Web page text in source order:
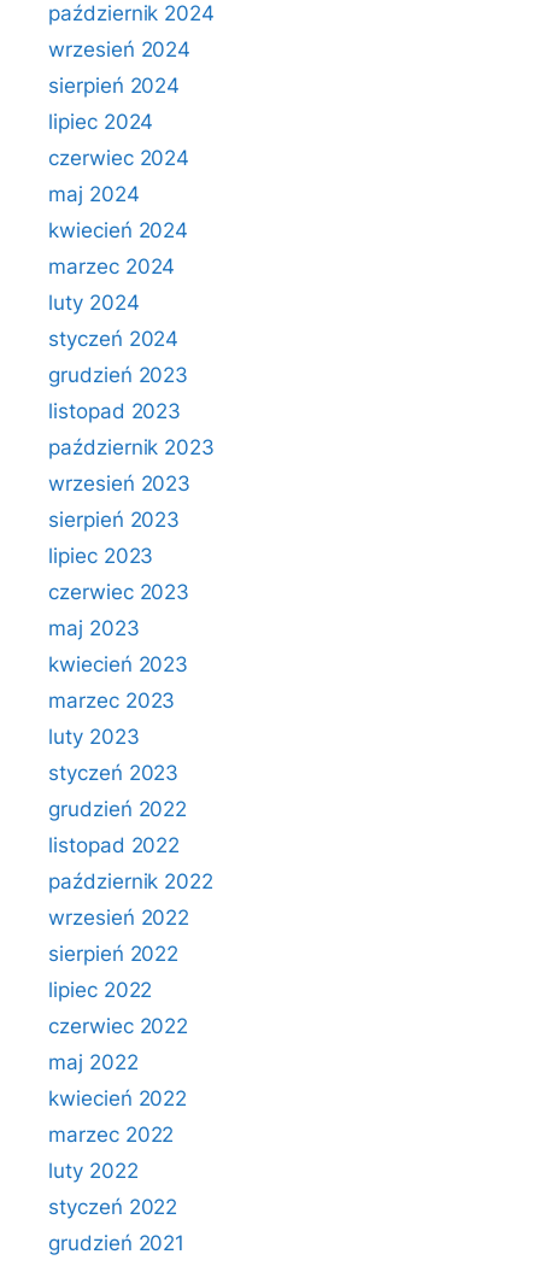
październik 2024
wrzesień 2024
sierpień 2024
lipiec 2024
czerwiec 2024
maj 2024
kwiecień 2024
marzec 2024
luty 2024
styczeń 2024
grudzień 2023
listopad 2023
październik 2023
wrzesień 2023
sierpień 2023
lipiec 2023
czerwiec 2023
maj 2023
kwiecień 2023
marzec 2023
luty 2023
styczeń 2023
grudzień 2022
listopad 2022
październik 2022
wrzesień 2022
sierpień 2022
lipiec 2022
czerwiec 2022
maj 2022
kwiecień 2022
marzec 2022
luty 2022
styczeń 2022
grudzień 2021